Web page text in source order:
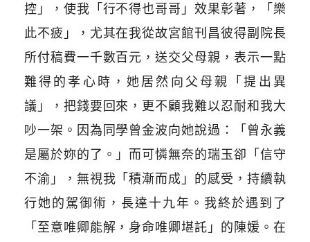
控」，使我「行不得也哥哥」效果彰著，「樂
此不疲」，尤其在我從故宮館刊昌彼得副院長
所付稿費一千數百元，送交父母親，表示一點
難得的孝心時，她居然向父母親「提出異
議」，把錢要回來，更不顧我難以忍耐和我大
吵一架。因為同學曾金波向她說過：「曾永義
是屬於妳的了。」而可憐無奈的瑞玉卻「信守
不渝」，無視我「積漸而成」的感受，持續執
行她的駕御術，長達十九年。我終於遇到了
「至意唯卿能解，身命唯卿堪託」的陳媛。在